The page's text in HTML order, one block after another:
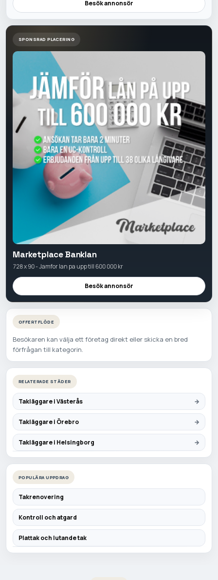
Besök annonsör
SPONSRAD PLACERING
Marketplace Banklan
728 x 90 - Jamfor lan pa upp till 600 000 kr
Besök annonsör
OFFERTFLÖDE
Besökaren kan välja ett företag direkt eller skicka en bred
förfrågan till kategorin.
RELATERADE STÄDER
Takläggare i Västerås
Takläggare i Örebro
Takläggare i Helsingborg
POPULÄRA UPPDRAG
Takrenovering
Kontroll och atgard
Plattak och lutande tak